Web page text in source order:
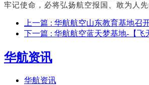
牢记使命，必将弘扬航空报国、敢为人
上一篇 : 华航航空山东教育基地召
下一篇 : 华航航空蓝天梦基地-【飞
华航资讯
华航资讯